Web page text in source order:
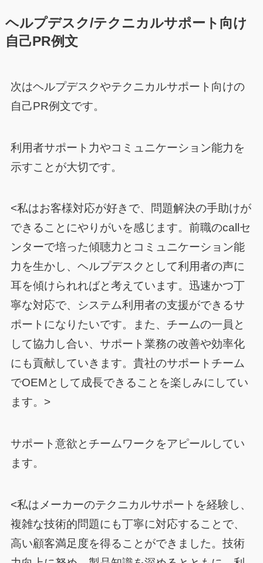
ヘルプデスク/テクニカルサポート向け
自己PR例文
次はヘルプデスクやテクニカルサポート向けの
自己PR例文です。
利用者サポート力やコミュニケーション能力を
示すことが大切です。
<私はお客様対応が好きで、問題解決の手助けが
できることにやりがいを感じます。前職のcallセ
ンターで培った傾聴力とコミュニケーション能
力を生かし、ヘルプデスクとして利用者の声に
耳を傾けられればと考えています。迅速かつ丁
寧な対応で、システム利用者の支援ができるサ
ポートになりたいです。また、チームの一員と
して協力し合い、サポート業務の改善や効率化
にも貢献していきます。貴社のサポートチーム
でOEMとして成長できることを楽しみにしてい
ます。>
サポート意欲とチームワークをアピールしてい
ます。
<私はメーカーのテクニカルサポートを経験し、
複雑な技術的問題にも丁寧に対応することで、
高い顧客満足度を得ることができました。技術